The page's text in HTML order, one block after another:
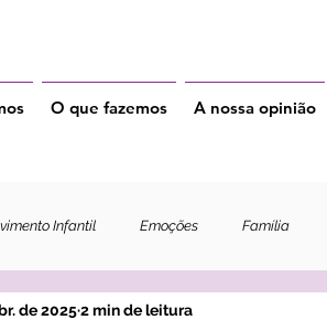
O que fazemos A nossa opinião
Infantil Emoções Família
de 20252 min de leitura